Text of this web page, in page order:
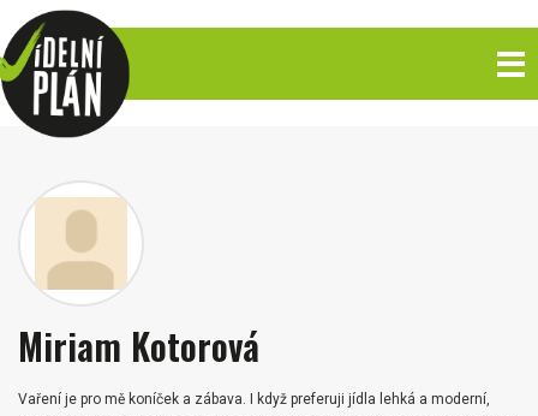
Miriam Kotorová
Vaření je pro mě koníček a zábava. I když preferuji jídla lehká a moderní,